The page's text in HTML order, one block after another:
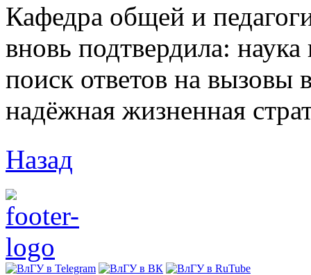
Кафедра общей и
вновь подтвердила:
поиск ответов на вызовы
надёжная жизненная
Назад